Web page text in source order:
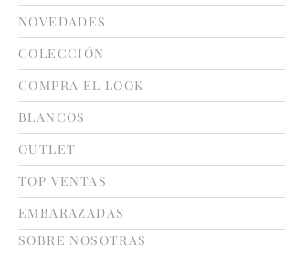
NOVEDADES
COLECCIÓN
COMPRA EL LOOK
BLANCOS
OUTLET
TOP VENTAS
EMBARAZADAS
SOBRE NOSOTRAS